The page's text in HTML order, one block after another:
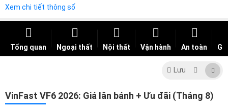
Xem chi tiết thông số
Tổng quan Ngoại thất Nội thất Vận hành An toàn
Lưu
VinFast VF6 2026: Giá lăn bánh + Ưu đãi (Tháng 8)